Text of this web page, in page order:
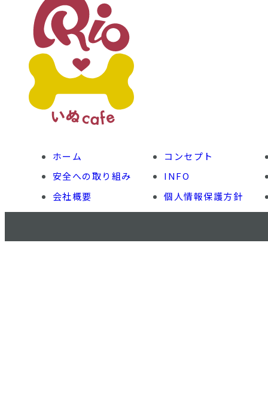
ホーム
コンセプト
安全への取り組み
INFO
会社概要
個人情報保護方針